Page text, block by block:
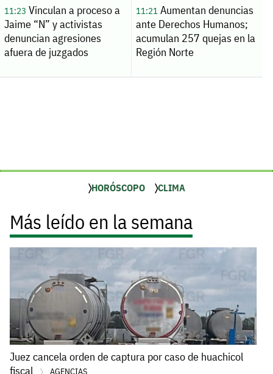
11:23 Vinculan a proceso a
Jaime “N” y activistas
denuncian agresiones
afuera de juzgados
11:21Aumentan denuncias
ante Derechos Humanos;
acumulan 257 quejas en la
Región Norte
HORÓSCOPO CLIMA
Más leído en la semana
Juez cancela orden de captura por caso de huachicol
fiscal